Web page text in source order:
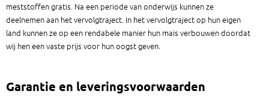
meststoffen gratis. Na een periode van onderwijs kunnen ze
deelnemen aan het vervolgtraject. In het vervolgtraject op hun eigen
land kunnen ze op een rendabele manier hun mais verbouwen doordat
wij hen een vaste prijs voor hun oogst geven.
Garantie en leveringsvoorwaarden